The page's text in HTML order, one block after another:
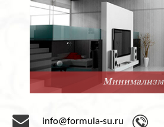
Минимализм
info@formula-su.ru